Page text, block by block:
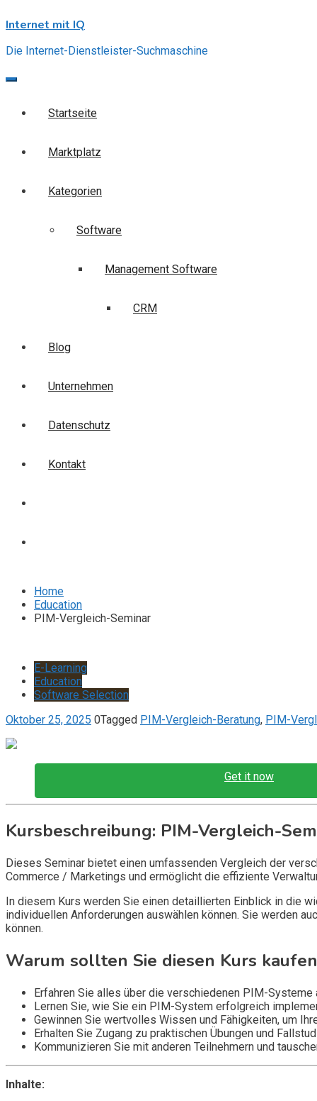
to
Internet mit IQ
Die Internet-Dienstleister-Suchmaschine
Startseite
Marktplatz
Kategorien
Software
Management Software
CRM
Blog
Unternehmen
Datenschutz
Kontakt
Home
Education
PIM-Vergleich-Seminar
E-Learning
Education
Software Selection
Oktober 25, 2025 0Tagged PIM-Vergleich-Beratung, PIM-
Get it now
Kursbeschreibung: PIM-Vergleich-
Dieses Seminar bietet einen umfassenden Vergleich der
Commerce / Marketings und ermöglicht die effiziente
In diesem Kurs werden Sie einen detaillierten Einblick in die
individuellen Anforderungen auswählen können. Sie werden
können.
Warum sollten Sie diesen Kurs
Erfahren Sie alles über die verschiedenen PIM-
Lernen Sie, wie Sie ein PIM-System erfolgreich
Gewinnen Sie wertvolles Wissen und Fähigkeiten, um
Erhalten Sie Zugang zu praktischen Übungen und
Kommunizieren Sie mit anderen Teilnehmern und
Inhalte: